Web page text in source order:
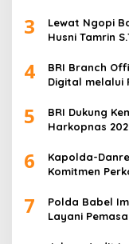
3
Lewat Ngopi
Husni Tamrin
4
BRI Branch
Digital melalui
5
BRI Dukung
Harkopnas
6
Kapolda-
Komitmen
7
Polda Babel
Layani